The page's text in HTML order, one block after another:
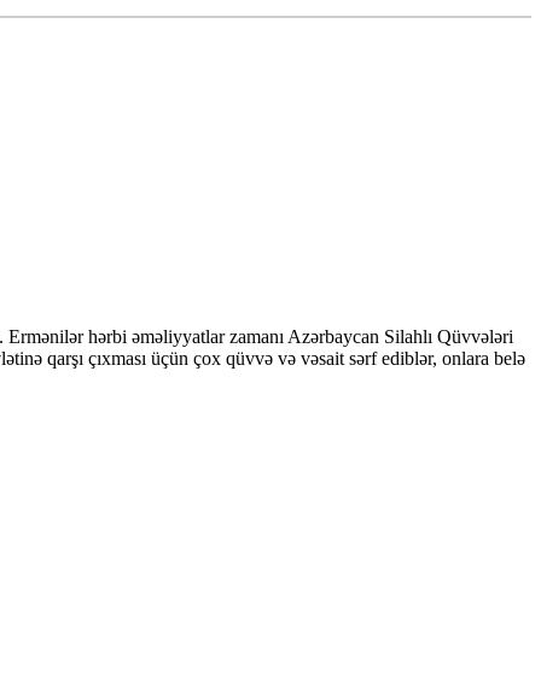
hərbi əməliyyatlar zamanı Azərbaycan Silahlı Qüvvələri
qarşı çıxması üçün çox qüvvə və vəsait sərf ediblər, onlara belə